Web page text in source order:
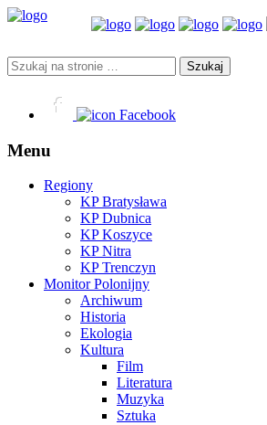
Facebook
Menu
Regiony
KP Bratysława
KP Dubnica
KP Koszyce
KP Nitra
KP Trenczyn
Monitor Polonijny
Archiwum
Historia
Ekologia
Kultura
Film
Literatura
Muzyka
Sztuka